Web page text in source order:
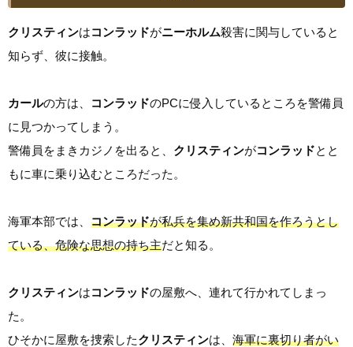
クリスティンはコンラッドがニーホルム殺害に関与していると
知らず、彼に接触。
カールの方は、 コンラッドのPCに侵入しているところを警備員
に見つかってしまう。
警備員をまきカジノを出ると、 クリスティンがコンラッドとと
もに車に乗り込むところだった。
海軍本部では、 コンラッドが私兵を集め新共和国を作ろうとし
ている、危険な思想の持ち主だと知る。
クリスティンはコンラッドの屋敷へ、連れて行かれてしまっ
た。
ひそかに屋敷を捜索したクリスティンは、 海軍に裏切り者がい